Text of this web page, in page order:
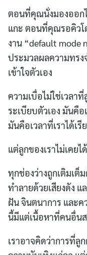
ตอนที่คุณนั่งมองออ
แกะ ตอนที่คุณรอคิวโ
งาน “default mode
ประมวลผลความทรง
เข้าใจตัวเอง
ความเบื่อไม่ใช่เวลา
ระเบียบตัวเอง มันคือ
มันคือเวลาที่เราได้เรี
แต่ลูกของเราไม่เคย
ทุกช่องว่างถูกเติมเต็
ทำลายด้วยเสียงดัง แ
ฝัน จินตนาการ และค
นี้มีแต่เนื้อหาที่คนอื่นส
เราอาจคิดว่าการที่ลู